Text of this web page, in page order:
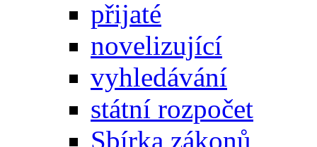
přijaté
novelizující
vyhledávání
státní rozpočet
Sbírka zákonů